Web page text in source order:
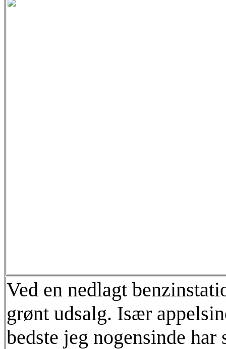
Ved en nedlagt
grønt udsalg. Især
bedste jeg nogensinde har